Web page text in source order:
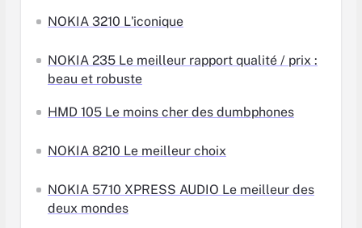
NOKIA 3210 L'iconique
NOKIA 235 Le meilleur rapport qualité / prix :
beau et robuste
HMD 105 Le moins cher des dumbphones
NOKIA 8210 Le meilleur choix
NOKIA 5710 XPRESS AUDIO Le meilleur des
deux mondes